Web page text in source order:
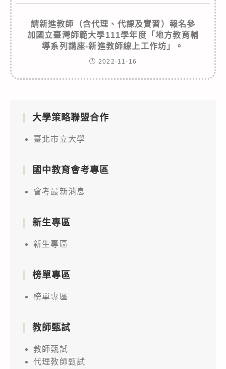
請新進教師（含代理、代課及實習）報名參
加國立臺灣師範大學111學年度「地方教育輔
導系列講座-新進教師線上工作坊」。
2022-11-16
大學策略聯盟合作
臺北市立大學
國中教育會考專區
會考最新消息
新生專區
新生專區
榜單專區
榜單專區
教師甄試
教師甄試
代理教師甄試